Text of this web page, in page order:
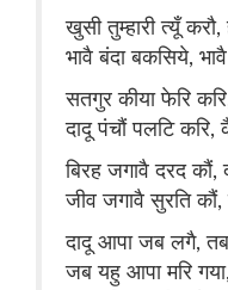
खुसी तुम्हारी त्यूँ करौ,
भावै बंदा बकसिये, भावै
सतगुर कीया फेरि
दादू पंचौं पलटि
बिरह जगावै दरद कौं,
जीव जगावै सुरति
दादू आपा जब लगै,
जब यहु आपा मरि